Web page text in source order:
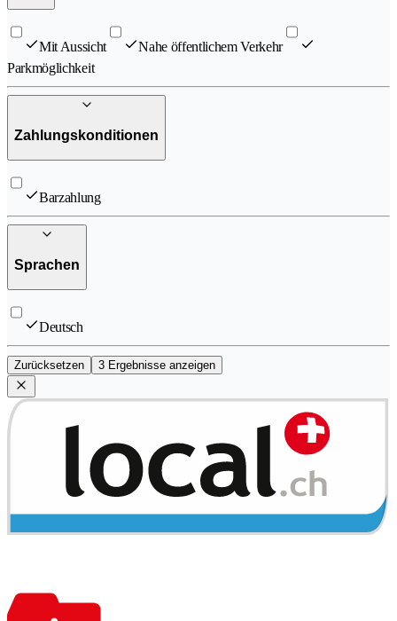
Mit Aussicht
Nahe öffentlichem Verkehr
Parkmöglichkeit
Zahlungskonditionen
Barzahlung
Sprachen
Deutsch
Zurücksetzen 3 Ergebnisse anzeigen